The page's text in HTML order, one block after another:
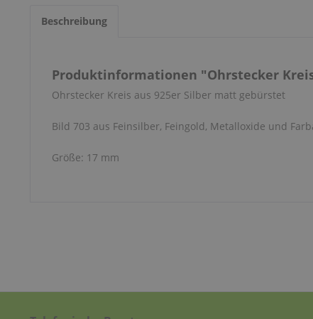
Beschreibung
Produktinformationen "Ohrstecker
Ohrstecker Kreis aus 925er Silber matt gebürstet
Bild 703 aus Feinsilber, Feingold, Metalloxide und
Größe: 17 mm